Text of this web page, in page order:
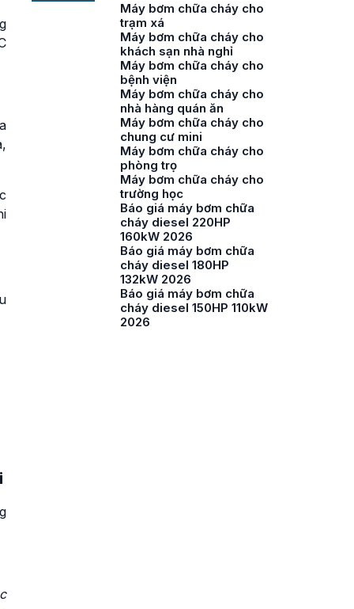
Máy bơm chữa cháy cho
trạm xá
Máy bơm chữa cháy cho
khách sạn nhà nghỉ
Máy bơm chữa cháy cho
bệnh viện
Máy bơm chữa cháy cho
nhà hàng quán ăn
Máy bơm chữa cháy cho
chung cư mini
Máy bơm chữa cháy cho
phòng trọ
Máy bơm chữa cháy cho
trường học
Báo giá máy bơm chữa
cháy diesel 220HP
160kW 2026
Báo giá máy bơm chữa
cháy diesel 180HP
132kW 2026
Báo giá máy bơm chữa
cháy diesel 150HP 110kW
2026